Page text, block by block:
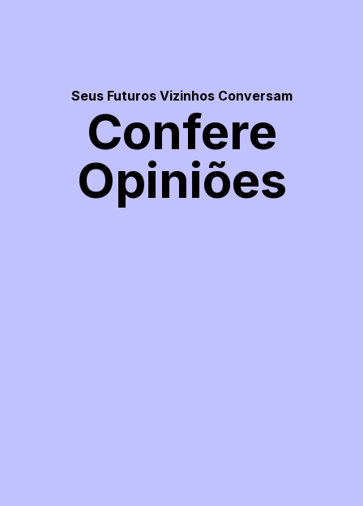
Seus Futuros Vizinhos Conversam
Confere
Opiniões